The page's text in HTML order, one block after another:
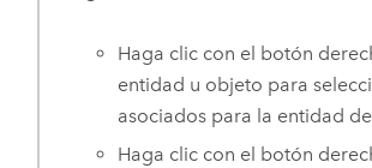
Haga clic con el botón
entidad u objeto para
asociados para la entidad
Haga clic con el botón